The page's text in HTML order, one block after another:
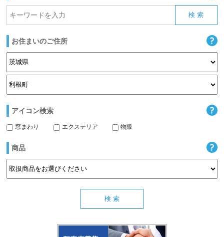
お住まいのご住所
アイコン検索
窓まわり エクステリア 物販
商品